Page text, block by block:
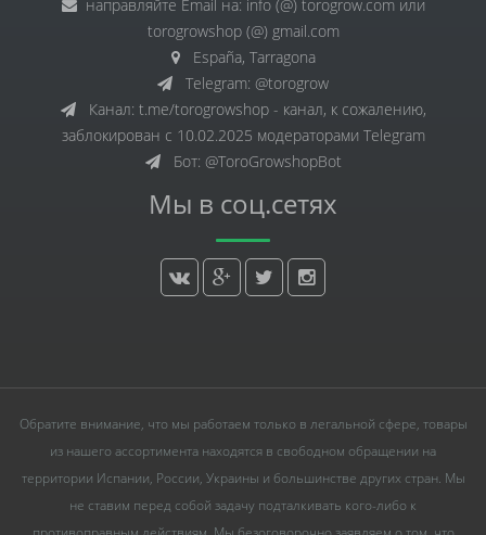
направляйте Email на: info (@) torogrow.com или
torogrowshop (@) gmail.com
España, Tarragona
Telegram: @torogrow
Канал: t.me/torogrowshop - канал, к сожалению,
заблокирован с 10.02.2025 модераторами Telegram
Бот: @ToroGrowshopBot
Мы в соц.сетях
Обратите внимание, что мы работаем только в легальной сфере, товары
из нашего ассортимента находятся в свободном обращении на
территории Испании, России, Украины и большинстве других стран. Мы
не ставим перед собой задачу подталкивать кого-либо к